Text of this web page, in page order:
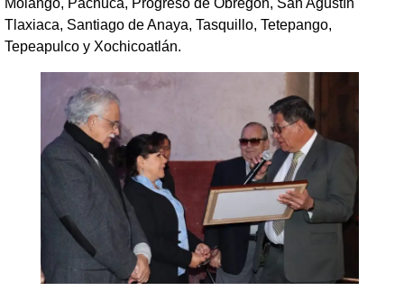
Molango, Pachuca, Progreso de Obregón, San Agustín
Tlaxiaca, Santiago de Anaya, Tasquillo, Tetepango,
Tepeapulco y Xochicoatlán.